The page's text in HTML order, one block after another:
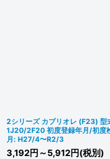
2シリーズ カブリオレ (F23) 型
1J20/2F20 初度登録年月/初度
月: H27/4〜R2/3
3,192円 ～5,912円(税別)